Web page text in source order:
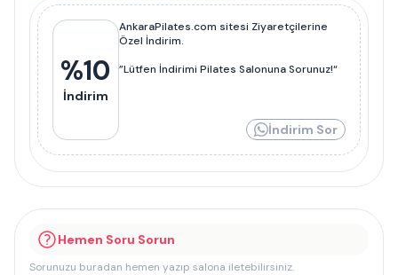
%10
İndirim
AnkaraPilates.com sitesi Ziyaretçilerine
Özel İndirim.
”Lütfen İndirimi Pilates Salonuna Sorunuz!“
İndirim Sor
Hemen Soru Sorun
Sorunuzu buradan hemen yazıp salona iletebilirsiniz.